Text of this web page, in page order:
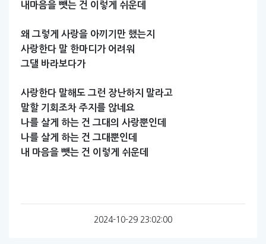
내마음을 뺏는 건 이렇게 쉬운데
왜 그렇게 사랑을 아끼기만 했는지
사랑한다 말 한마디가 어려워
그댈 바라보다가
사랑한다 말해도 그런 장난하지 말라고
말할 기회조차 주지를 않네요
나를 살게 하는 건 그대의 사랑뿐인데
나를 살게 하는 건 그대뿐인데
내 마음을 뺏는 건 이렇게 쉬운데
2024-10-29 23:02:00